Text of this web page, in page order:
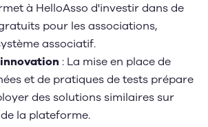
à HelloAsso d'investir dans de
pour les associations,
associatif.
: La mise en place de
et de pratiques de tests prépare
des solutions similaires sur
la plateforme.